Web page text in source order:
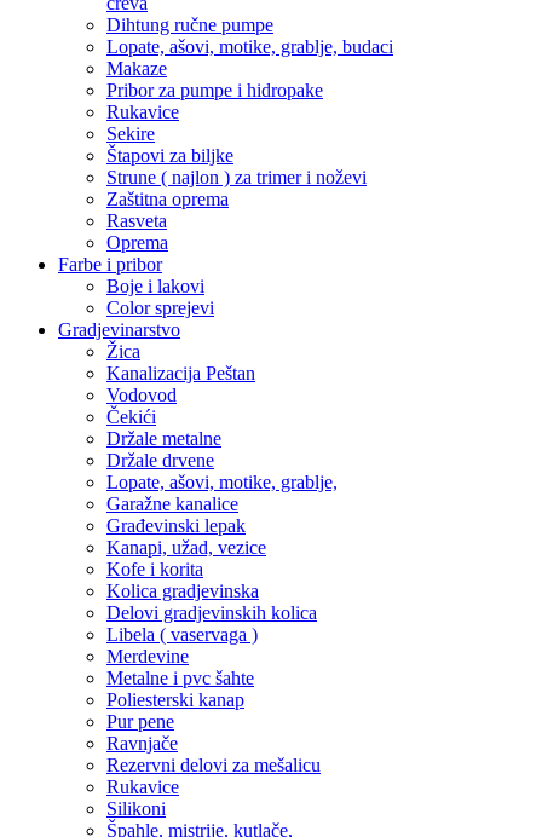
Dihtung ručne pumpe
Lopate, ašovi, motike, grablje, budaci
Makaze
Pribor za pumpe i hidropake
Rukavice
Sekire
Štapovi za biljke
Strune ( najlon ) za trimer i noževi
Zaštitna oprema
Rasveta
Oprema
Farbe i pribor
Boje i lakovi
Color sprejevi
Gradjevinarstvo
Žica
Kanalizacija Peštan
Vodovod
Čekići
Držale metalne
Držale drvene
Lopate, ašovi, motike, grablje,
Garažne kanalice
Građevinski lepak
Kanapi, užad, vezice
Kofe i korita
Kolica gradjevinska
Delovi gradjevinskih kolica
Libela ( vaservaga )
Merdevine
Metalne i pvc šahte
Poliesterski kanap
Pur pene
Ravnjače
Rezervni delovi za mešalicu
Rukavice
Silikoni
Špahle, mistrije, kutlače,